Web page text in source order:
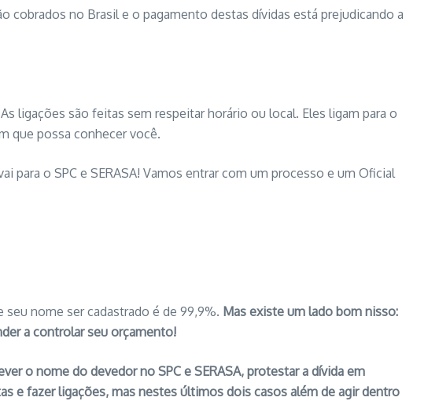
cobrados no Brasil e o pagamento destas dívidas está prejudicando a
ligações são feitas sem respeitar horário ou local. Eles ligam para o
que possa conhecer você.
para o SPC e SERASA! Vamos entrar com um processo e um Oficial
seu nome ser cadastrado é de 99,9%. Mas existe um lado bom nisso:
a controlar seu orçamento!
o nome do devedor no SPC e SERASA, protestar a dívida em
e fazer ligações, mas nestes últimos dois casos além de agir dentro